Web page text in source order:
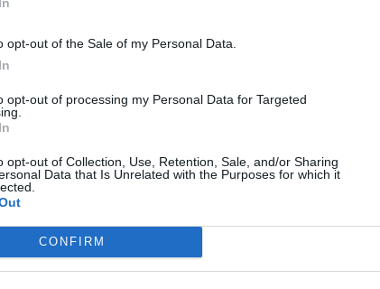
opt-out of the Sale of my Personal Data.
opt-out of processing my Personal Data for Targeted
opt-out of Collection, Use, Retention, Sale, and/or Sharing
Data that Is Unrelated with the Purposes for which it
CONFIRM
presidenciales demócratas 2028. El
Pete Buttigieg regresa a escena y lo
las peores propuestas de Biden
09/08/26 06:00
del Papa León XIV: lentos pero